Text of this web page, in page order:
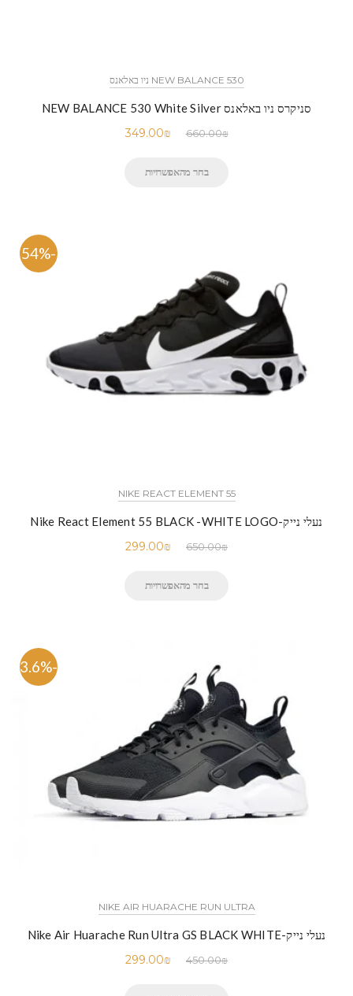
NEW BALANCE 530 ניו באלאנס
סניקרס ניו באלאנס NEW BALANCE 530 White Silver
660.00₪
349.00₪
בחר מהאפשרויות
-54%
NIKE REACT ELEMENT 55
נעלי נייק-Nike React Element 55 BLACK -WHITE LOGO
650.00₪
299.00₪
בחר מהאפשרויות
-33.6%
NIKE AIR HUARACHE RUN ULTRA
נעלי נייק-Nike Air Huarache Run Ultra GS BLACK WHITE
450.00₪
299.00₪